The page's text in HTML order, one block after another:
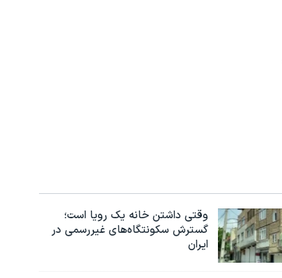
وقتی داشتن خانه یک رویا است؛
گسترش سکونتگاه‌های غیررسمی در
ایران